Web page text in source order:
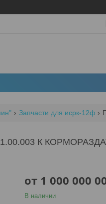
Запчасти для исрк-12ф
К
от 1 000 000
В наличии